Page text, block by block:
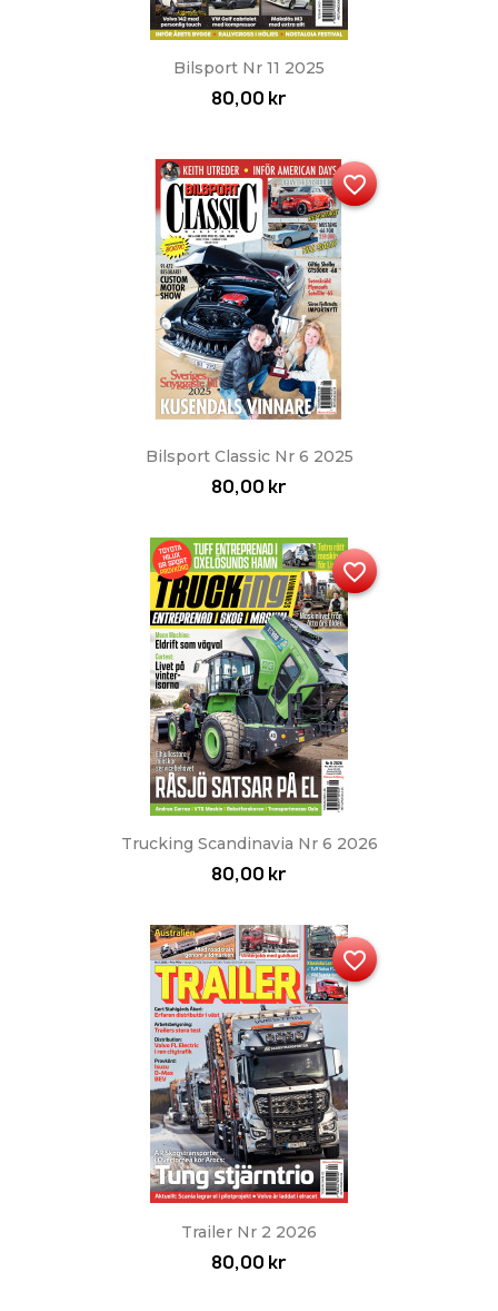
Bilsport Nr 11 2025
80,00 kr
Bilsport Classic Nr 6 2025
80,00 kr
favorite_border
Trucking Scandinavia Nr 6 2026
80,00 kr
favorite_border
Trailer Nr 2 2026
80,00 kr
favorite_border